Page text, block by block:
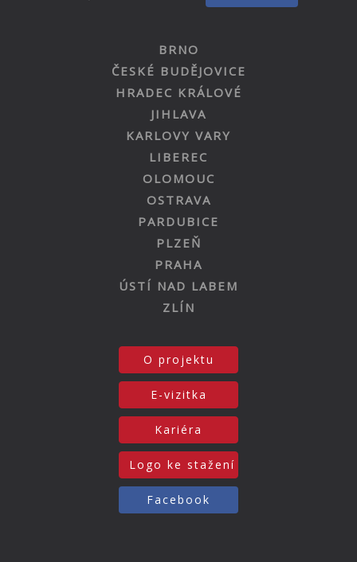
BRNO
ČESKÉ BUDĚJOVICE
HRADEC KRÁLOVÉ
JIHLAVA
KARLOVY VARY
LIBEREC
OLOMOUC
OSTRAVA
PARDUBICE
PLZEŇ
PRAHA
ÚSTÍ NAD LABEM
ZLÍN
O projektu
E-vizitka
Kariéra
Logo ke stažení
Facebook